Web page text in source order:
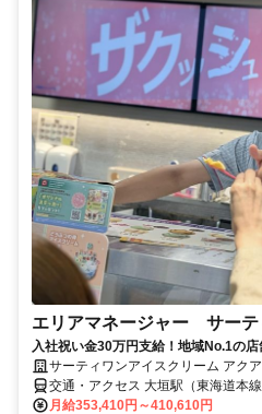
エリアマネージャー サーテ
入社祝い金30万円支給！地域No.1の店
サーティワンアイスクリーム アク
交通・アクセス 大垣駅（東海道本
月給353,410円～410,610円